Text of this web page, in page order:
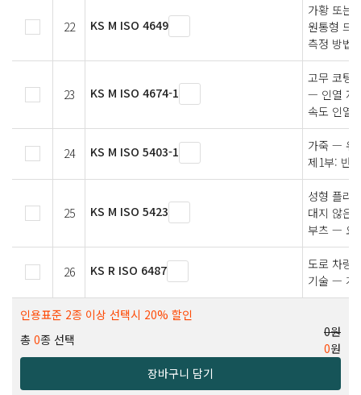
22 KS M ISO 4649
가황 또는
원통형 드
측정 방법
23 KS M ISO 4674-1
고무 코팅
— 인열 저
속도 인열
24 KS M ISO 5403-1
가죽 — 유
제1부: 반
25 KS M ISO 5423
성형 플라
대지 않은
부츠 — 요
26 KS R ISO 6487
도로 차량
기술 — 계
인용표준 2종 이상 선택시 20% 할인
총 0종 선택
0원
0원
장바구니 담기